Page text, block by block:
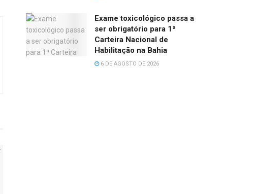
Exame toxicológico passa a
ser obrigatório para 1ª
Carteira Nacional de
Habilitação na Bahia
6 DE AGOSTO DE 2026